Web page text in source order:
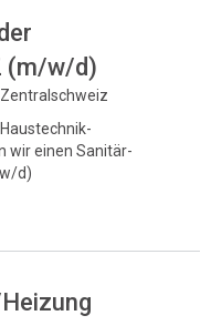
(m/w/d)
Zentralschweiz
wir einen Sanitär-
d)